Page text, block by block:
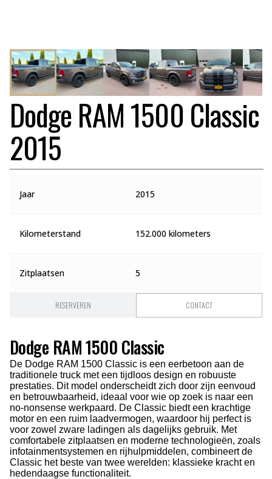
Dodge RAM 1500 Classic
2015
Jaar 2015
Kilometerstand 152.000 kilometers
Zitplaatsen 5
RESERVEREN CONTACT
Dodge RAM 1500 Classic
De Dodge RAM 1500 Classic is een eerbetoon aan de
traditionele truck met een tijdloos design en robuuste
prestaties. Dit model onderscheidt zich door zijn eenvoud
en betrouwbaarheid, ideaal voor wie op zoek is naar een
no-nonsense werkpaard. De Classic biedt een krachtige
motor en een ruim laadvermogen, waardoor hij perfect is
voor zowel zware ladingen als dagelijks gebruik. Met
comfortabele zitplaatsen en moderne technologieën, zoals
infotainmentsystemen en rijhulpmiddelen, combineert de
Classic het beste van twee werelden: klassieke kracht en
hedendaagse functionaliteit.